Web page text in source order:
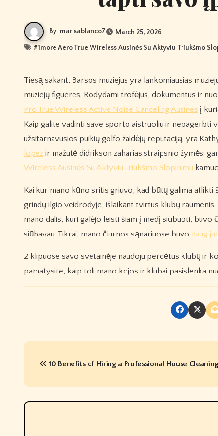
By marisablanco7 March 25, 2026
#1more Aero True Wireless Ausinės Su Aktyviu Triukšmo
Tiesą sakant, Barsos muziejus yra lankomiausias muziejus Katalonijoje, aplenkęs Barselonos Pikaso muziejų ir Salvadoro Dali
muziejų figueres. Rodydami trofėjus, dokumentus ir
Pro True Wireless Active Noise Canceling Ausinės į
Kaip galite vadinti save sporto aistruoliu ir nepagerbti
užsitarnavusios puikių golfo žaidėjų reputaciją, yra
lopez ir mažutė didrikson zaharias.straipsnio žymės:
Wireless Ausinės Su Aktyviu Triukšmo Slopinimu
Kai kur mano kūno sritis griuvo, kad būtų galima atlikti
grindų ilgio veidrodyje, išlaikant tvirtus klubų
mano dalis, kuri galėjo leisti šiam į medį siūbuoti, buvo
siūbavau. Tikrai, mano čiurnos sąnariuose buvo daug
2 klipuose savo svetainėje naudoju perdėtus klubų ir
pamatysite, kaip toli mano kojos ir klubai pasislenka
P
s
t
10 Benefits of Hiring a Professional House